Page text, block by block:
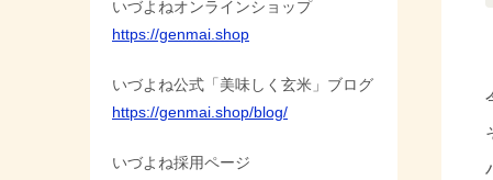
いづよねオンラインショップ
https://genmai.shop
いづよね公式「美味しく玄米」ブログ
https://genmai.shop/blog/
いづよね採用ページ